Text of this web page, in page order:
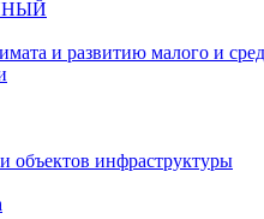
и развитию малого и
объектов инфраструктуры